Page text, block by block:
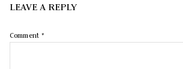
LEAVE A REPLY
Comment *